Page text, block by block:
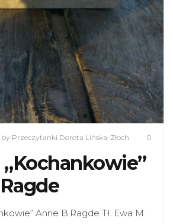
by Przeczytanki Dorota Lińska-Złoch 0
„Kochankowie”
Anne B.Ragde Tł. Ewa M.